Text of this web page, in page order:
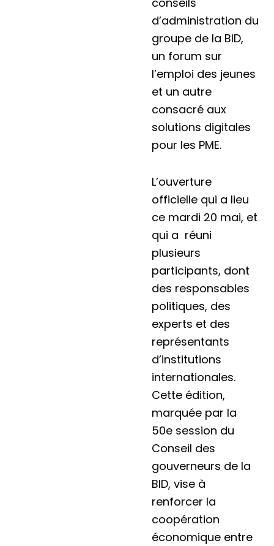
d’administration du
groupe de la BID,
un forum sur
l’emploi des jeunes
et un autre
consacré aux
solutions digitales
pour les PME.
L’ouverture
officielle qui a lieu
ce mardi 20 mai, et
qui a réuni
plusieurs
participants, dont
des responsables
politiques, des
experts et des
représentants
d’institutions
internationales.
Cette édition,
marquée par la
50e session du
Conseil des
gouverneurs de la
BID, vise à
renforcer la
coopération
économique entre